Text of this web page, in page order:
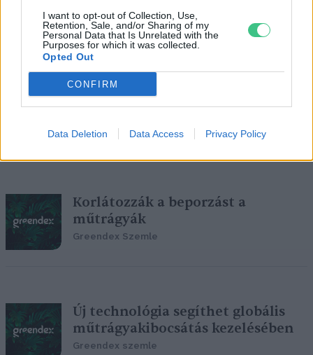
I want to opt-out of Collection, Use,
Retention, Sale, and/or Sharing of my
Personal Data that Is Unrelated with the
Purposes for which it was collected.
Opted Out
CONFIRM
Data Deletion Data Access Privacy Policy
Afrikában
Greendex Szemle
Környezetbarát műtrágya-
alternatíva a WC-ből
Greendex Szemle
Korlátozzák a beporzást a
műtrágyák
Greendex Szemle
Új technológia segíthet globális
műtrágyakibocsátás kezelésében
Greendex szemle